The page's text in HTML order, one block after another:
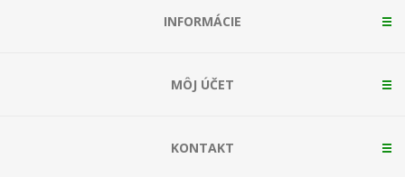
INFORMÁCIE
MÔJ ÚČET
KONTAKT